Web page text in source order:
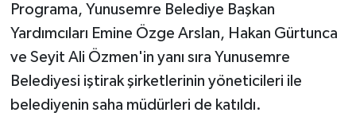
Programa, Yunusemre Belediye Başkan
Yardımcıları Emine Özge Arslan, Hakan Gürtunca
ve Seyit Ali Özmen'in yanı sıra Yunusemre
Belediyesi iştirak şirketlerinin yöneticileri ile
belediyenin saha müdürleri de katıldı.